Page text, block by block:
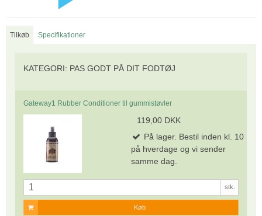
Tilkøb Specifikationer
KATEGORI: PAS GODT PÅ DIT FODTØJ
Gateway1 Rubber Conditioner til gummistøvler
119,00 DKK
På lager. Bestil inden kl. 10
på hverdage og vi sender
samme dag.
stk.
Køb